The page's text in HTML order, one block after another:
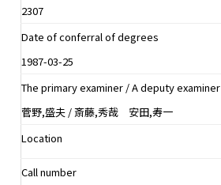
2307
Date of conferral of degrees
1987-03-25
The primary examiner / A deputy examiner
菅野,盛夫 / 斎藤,秀哉 安田,寿一
Location
Call number